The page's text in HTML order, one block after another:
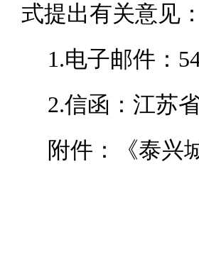
式提出有关意见：
1.电子邮件：
2.信函：江苏
附件：《泰兴